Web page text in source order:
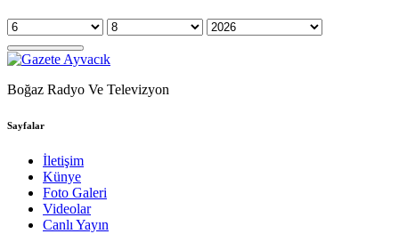
Boğaz Radyo Ve Televizyon
Sayfalar
İletişim
Künye
Foto Galeri
Videolar
Canlı Yayın